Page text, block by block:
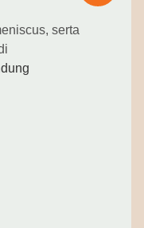
serta